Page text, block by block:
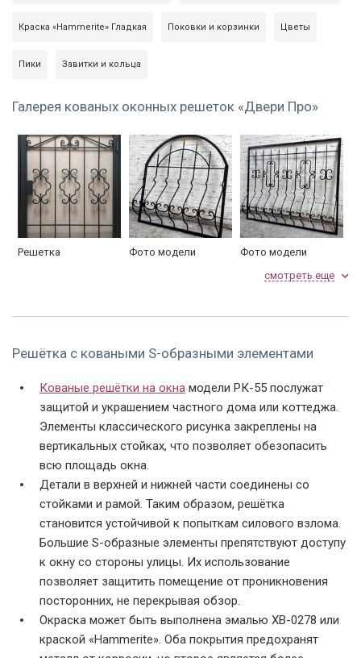
Краска «Hammerite» Гладкая Поковки и корзинки Цветы
Пики Завитки и кольца
Галерея кованых оконных решеток «Двери Про»
Решетка
Фото модели
Фото модели
Фото модели РК-06 Фото модели РК-06 Фото модели РК-06
Фото модели РК-06 Фото модели РК-06 Фото модели РК-06
смотреть еще
Решётка с коваными S-образными элементами
Кованые решётки на окна модели РК-55 послужат
защитой и украшением частного дома или коттеджа.
Элементы классического рисунка закреплены на
вертикальных стойках, что позволяет обезопасить
всю площадь окна.
Детали в верхней и нижней части соединены со
стойками и рамой. Таким образом, решётка
становится устойчивой к попыткам силового взлома.
Большие S-образные элементы препятствуют доступу
к окну со стороны улицы. Их использование
позволяет защитить помещение от проникновения
посторонних, не перекрывая обзор.
Окраска может быть выполнена эмалью ХВ-0278 или
краской «Hammerite». Оба покрытия предохранят